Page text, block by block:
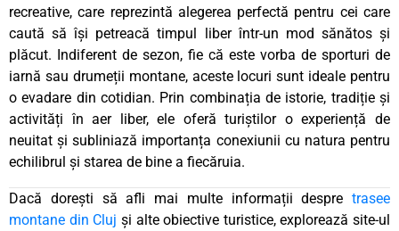
recreative, care reprezintă alegerea perfectă pentru cei care
caută să își petreacă timpul liber într-un mod sănătos și
plăcut. Indiferent de sezon, fie că este vorba de sporturi de
iarnă sau drumeții montane, aceste locuri sunt ideale pentru
o evadare din cotidian. Prin combinația de istorie, tradiție și
activități în aer liber, ele oferă turiștilor o experiență de
neuitat și subliniază importanța conexiunii cu natura pentru
echilibrul și starea de bine a fiecăruia.
Dacă dorești să afli mai multe informații despre trasee
montane din Cluj și alte obiective turistice, explorează site-ul